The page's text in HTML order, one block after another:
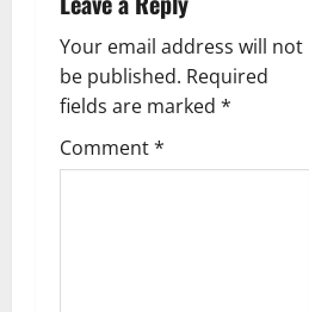
i
g
a
Your email address will not
be published. Required
fields are marked *
Comment*